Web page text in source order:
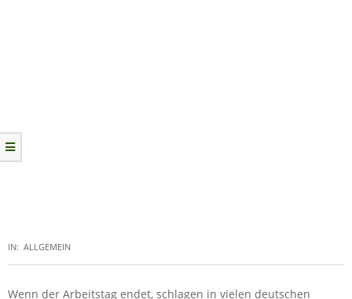
IN: ALLGEMEIN
Wenn der Arbeitstag endet, schlagen in vielen deutschen